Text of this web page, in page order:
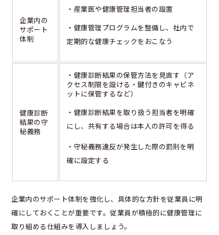
企業内の
サポート
体制
・産業医や健康管理担当者の設置
・健康管理プログラムを整備し、社内で
定期的な健康チェックをおこなう
健康診断
結果の守
秘義務
・健康診断結果の保管方法を見直す（ア
クセス制限を設ける・鍵付きのキャビネ
ットに保管するなど）
・健康診断結果を取り扱う担当者を明確
にし、共有する場合は本人の許可を得る
・守秘義務違反が発生した際の罰則を明
確に設定する
企業内のサポート体制を強化し、具体的な方針を従業員に明
確にしておくことが重要です。従業員が積極的に健康管理に
取り組める仕組みを導入しましょう。